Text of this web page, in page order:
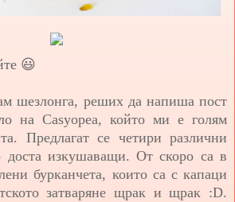
😃
шезлонга, реших да напиша пост
на Casyopea, който ми е голям
Предлагат се четири различни
доста изкушаващи. От скоро са в
бурканчета, които са с капаци
затваряне щрак и щрак :D.